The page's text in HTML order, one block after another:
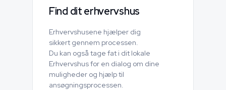
Find dit erhvervshus
Erhvervshusene hjælper dig
sikkert gennem processen.
Du kan også tage fat i dit lokale
Erhvervshus for en dialog om dine
muligheder og hjælp til
ansøgningsprocessen.